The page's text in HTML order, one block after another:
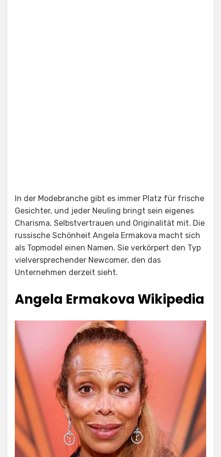
In der Modebranche gibt es immer Platz für frische
Gesichter, und jeder Neuling bringt sein eigenes
Charisma, Selbstvertrauen und Originalität mit. Die
russische Schönheit Angela Ermakova macht sich
als Topmodel einen Namen. Sie verkörpert den Typ
vielversprechender Newcomer, den das
Unternehmen derzeit sieht.
Angela Ermakova Wikipedia